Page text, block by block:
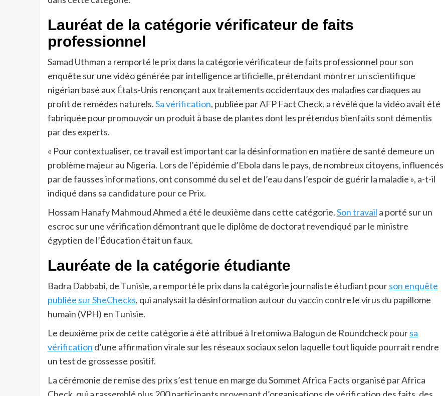
Lauréat de la catégorie vérificateur de faits
professionnel
Samad Uthman a remporté le prix dans la catégorie vérificateur de faits professionnel pour son
enquête sur une vidéo générée par intelligence artificielle, prétendant montrer un scientifique
nigérian basé aux États-Unis renonçant aux traitements occidentaux des maladies cardiaques au
profit de remèdes naturels.Sa vérification, publiée par AFP Fact Check, a révélé que la vidéo avait été
fabriquée pour promouvoir un produit à base de plantes dont les prétendus bienfaits sont démentis
par des experts.
« Pour contextualiser, ce travail est important car la désinformation en matière de santé demeure un
problème majeur au Nigeria. Lors de l’épidémie d’Ebola dans le pays, de nombreux citoyens, influencés
par de fausses informations, ont consommé du sel et de l’eau dans l’espoir de guérir la maladie », a-t-il
indiqué dans sa candidature pour ce Prix.
Hossam Hanafy Mahmoud Ahmed a été le deuxième dans cette catégorie.Son travail a porté sur un
escroc sur une vérification démontrant que le diplôme de doctorat revendiqué par le ministre
égyptien de l’Éducation était un faux.
Lauréate de la catégorie étudiante
Badra Dabbabi, de Tunisie, a remporté le prix dans la catégorie journaliste étudiant pourson enquête
publiée sur SheChecks, qui analysait la désinformation autour du vaccin contre le virus du papillome
humain (VPH) en Tunisie.
Le deuxième prix de cette catégorie a été attribué à Iretomiwa Balogun de Roundcheck poursa
vérification d’une affirmation virale sur les réseaux sociaux selon laquelle tout liquide pourrait rendre
un test de grossesse positif.
La cérémonie de remise des prix s’est tenue en marge du Sommet Africa Facts organisé par Africa
Check, qui a rassemblé plus 200 participants provenant d’organisations de vérification des faits, des